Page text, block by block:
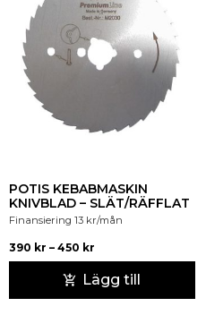
POTIS KEBABMASKIN
KNIVBLAD – SLÄT/RÄFFLAT
Finansiering 13 kr/mån
390 kr – 450 kr
Lägg till